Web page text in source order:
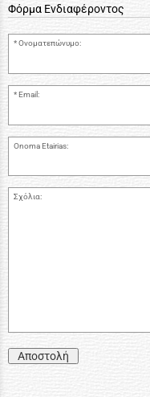
Φόρμα Ενδιαφέροντος
Ονοματεπώνυμο:
Email:
Onoma Etairias:
Σχόλια:
Αποστολή